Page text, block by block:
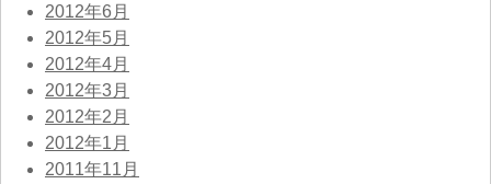
2012年6月
2012年5月
2012年4月
2012年3月
2012年2月
2012年1月
2011年11月